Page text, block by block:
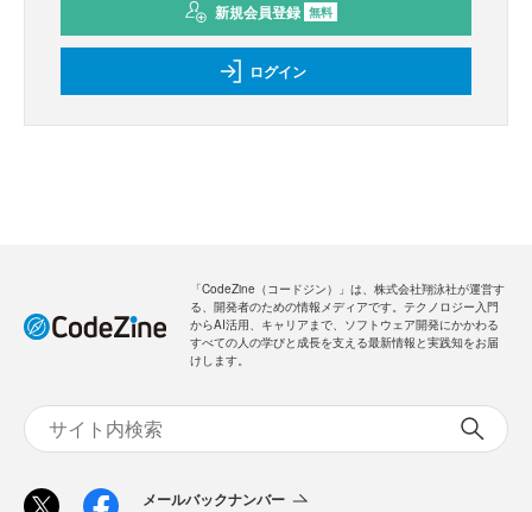
新規会員登録 無料
ログイン
「CodeZine（コードジン）」は、株式会社翔泳社が運営す
る、開発者のための情報メディアです。テクノロジー入門
からAI活用、キャリアまで、ソフトウェア開発にかかわる
すべての人の学びと成長を支える最新情報と実践知をお届
けします。
メールバックナンバー